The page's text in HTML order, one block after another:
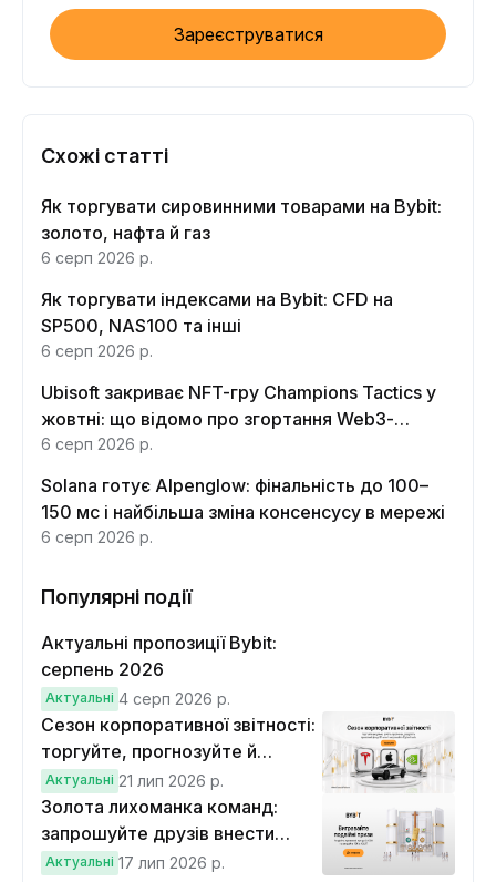
Зареєструватися
Схожі статті
Як торгувати сировинними товарами на Bybit:
золото, нафта й газ
6 серп 2026 р.
Як торгувати індексами на Bybit: CFD на
SP500, NAS100 та інші
6 серп 2026 р.
Ubisoft закриває NFT-гру Champions Tactics у
жовтні: що відомо про згортання Web3-
функцій
6 серп 2026 р.
Solana готує Alpenglow: фінальність до 100–
150 мс і найбільша зміна консенсусу в мережі
6 серп 2026 р.
Популярні події
Актуальні пропозиції Bybit:
серпень 2026
Актуальні 4 серп 2026 р.
Сезон корпоративної звітності:
торгуйте, прогнозуйте й
вигравайте Cybertruck
Актуальні 21 лип 2026 р.
Золота лихоманка команд:
запрошуйте друзів внести
депозит на $100 і торгувати на
Актуальні 17 лип 2026 р.